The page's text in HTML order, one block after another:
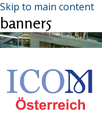
Skip to main content
banner5